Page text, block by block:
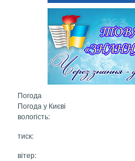
Погода
Погода у Києві
вологість:
тиск:
вітер: